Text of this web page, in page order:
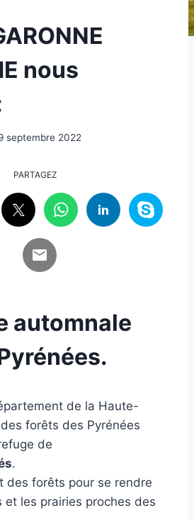
nous
septembre 2022
PARTAGEZ
automnale
de la Haute-
forêts des Pyrénées
de
.
des forêts pour se rendre
et les prairies proches des